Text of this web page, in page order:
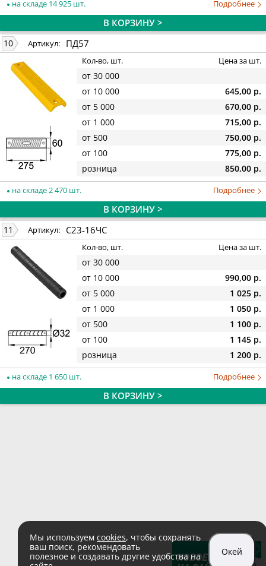
на складе 14 925 шт. Подробнее
В КОРЗИНУ >
10 Артикул: ПД57
Кол-во, шт. Цена за шт.
от 30 000
от 10 000
645,00 р.
от 5 000
670,00 р.
от 1 000
715,00 р.
от 500
750,00 р.
от 100
775,00 р.
розница
850,00 р.
на складе 2 470 шт. Подробнее
В КОРЗИНУ >
11 Артикул: С23-16ЧС
Кол-во, шт. Цена за шт.
от 30 000
от 10 000
990,00 р.
от 5 000
1 025 р.
от 1 000
1 050 р.
от 500
1 100 р.
от 100
1 145 р.
розница
1 200 р.
на складе 1 650 шт. Подробнее
В КОРЗИНУ >
Мы используем cookies, чтобы сохранять
ваш поиск, рекомендовать
полезное и создавать другие удобства на
Окей